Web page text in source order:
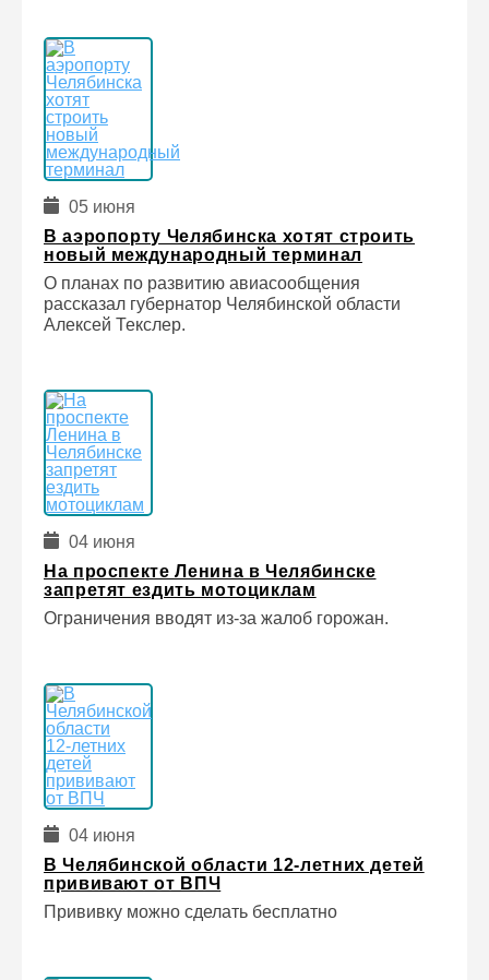
05 июня
В аэропорту Челябинска хотят строить
новый международный терминал
О планах по развитию авиасообщения
рассказал губернатор Челябинской области
Алексей Текслер.
04 июня
На проспекте Ленина в Челябинске
запретят ездить мотоциклам
Ограничения вводят из‑за жалоб горожан.
04 июня
В Челябинской области 12‑летних детей
прививают от ВПЧ
Прививку можно сделать бесплатно